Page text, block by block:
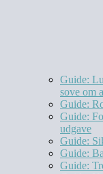
Guide:
sove om
Guide:
Guide:
udgave
Guide:
Guide:
Guide: